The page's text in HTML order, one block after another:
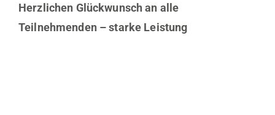
Herzlichen Glückwunsch an alle
Teilnehmenden – starke Leistung